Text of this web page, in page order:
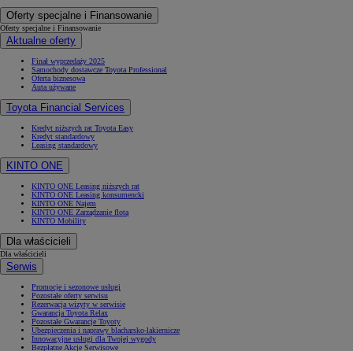
Oferty specjalne i Finansowanie
Oferty specjalne i Finansowanie
Aktualne oferty
Finał wyprzedaży 2025
Samochody dostawcze Toyota Professional
Oferta biznesowa
Auta używane
Toyota Financial Services
Kredyt niższych rat Toyota Easy
Kredyt standardowy
Leasing standardowy
KINTO ONE
KINTO ONE Leasing niższych rat
KINTO ONE Leasing konsumencki
KINTO ONE Najem
KINTO ONE Zarządzanie flotą
KINTO Mobility
Dla właścicieli
Dla właścicieli
Serwis
Promocje i sezonowe usługi
Pozostałe oferty serwisu
Rezerwacja wizyty w serwisie
Gwarancja Toyota Relax
Pozostałe Gwarancje Toyoty
Ubezpieczenia i naprawy blacharsko-lakiernicze
Innowacyjne usługi dla Twojej wygody
Bezpłatne Akcje Serwisowe